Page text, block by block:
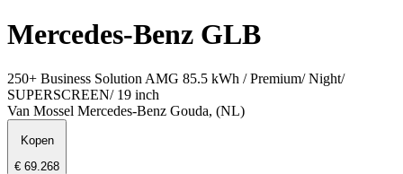
Mercedes-Benz GLB
250+ Business Solution AMG 85.5 kWh / Premium/ Night/
SUPERSCREEN/ 19 inch
Van Mossel Mercedes-Benz Gouda, (NL)
Kopen
€ 69.268